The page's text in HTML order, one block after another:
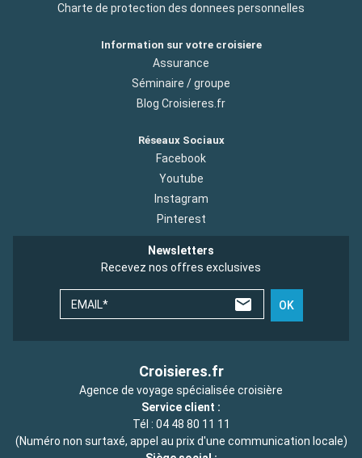
Charte de protection des donnees personnelles
Information sur votre croisiere
Assurance
Séminaire / groupe
Blog Croisieres.fr
Réseaux Sociaux
Facebook
Youtube
Instagram
Pinterest
Newsletters
Recevez nos offres exclusives
EMAIL* OK
Croisieres.fr
Agence de voyage spécialisée croisière
Service client :
Tél : 04 48 80 11 11
(Numéro non surtaxé, appel au prix d'une communication locale)